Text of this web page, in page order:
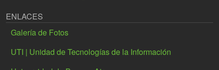
ENLACES
Galería de Fotos
UTI | Unidad de Tecnologías de la Información